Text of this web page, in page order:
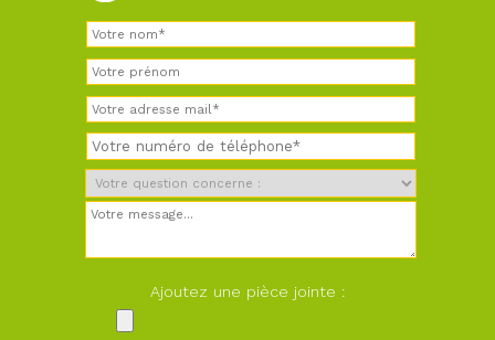
Ajoutez une pièce jointe :